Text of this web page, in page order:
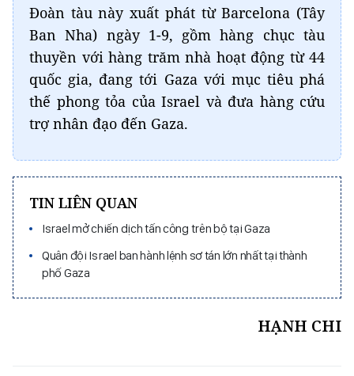
Đoàn tàu này xuất phát từ Barcelona (Tây
Ban Nha) ngày 1-9, gồm hàng chục tàu
thuyền với hàng trăm nhà hoạt động từ 44
quốc gia, đang tới Gaza với mục tiêu phá
thế phong tỏa của Israel và đưa hàng cứu
trợ nhân đạo đến Gaza.
TIN LIÊN QUAN
Israel mở chiến dịch tấn công trên bộ tại Gaza
Quân đội Israel ban hành lệnh sơ tán lớn nhất tại thành
phố Gaza
HẠNH CHI